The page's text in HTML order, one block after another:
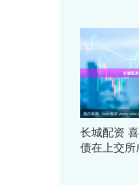
长城配资
债在上交